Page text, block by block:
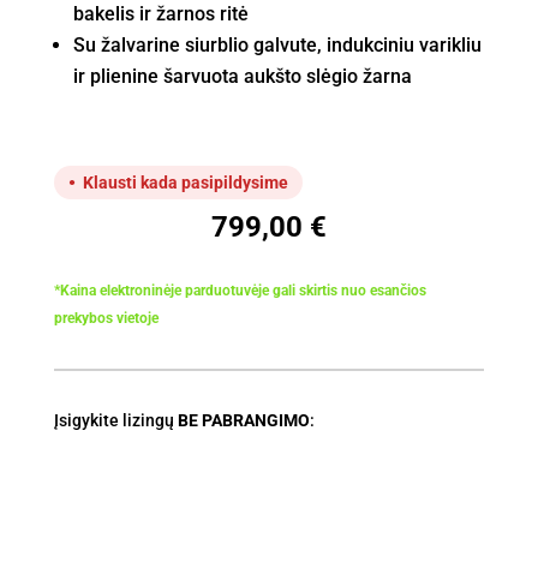
bakelis ir žarnos ritė
Su žalvarine siurblio galvute, indukciniu varikliu
ir plienine šarvuota aukšto slėgio žarna
Klausti kada pasipildysime
799,00 €
*Kaina elektroninėje parduotuvėje gali skirtis nuo esančios
prekybos vietoje
Įsigykite lizingų BE PABRANGIMO: